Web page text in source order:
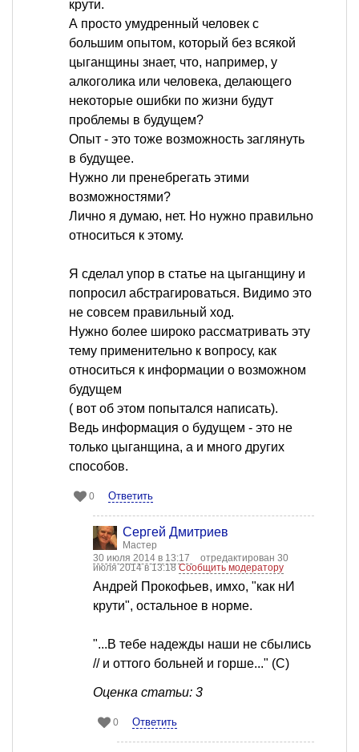
крути.
А просто умудренный человек с
большим опытом, который без всякой
цыганщины знает, что, например, у
алкоголика или человека, делающего
некоторые ошибки по жизни будут
проблемы в будущем?
Опыт - это тоже возможность заглянуть
в будущее.
Нужно ли пренебрегать этими
возможностями?
Лично я думаю, нет. Но нужно правильно
относиться к этому.
Я сделал упор в статье на цыганщину и
попросил абстрагироваться. Видимо это
не совсем правильный ход.
Нужно более широко рассматривать эту
тему применительно к вопросу, как
относиться к информации о возможном
будущем
( вот об этом попытался написать).
Ведь информация о будущем - это не
только цыганщина, а и много других
способов.
0 Ответить
Сергей Дмитриев
Мастер
30 июля 2014 в 13:17
отредактирован 30
июля 2014 в 13:18Сообщить модератору
Андрей Прокофьев, имхо, "как нИ
крути", остальное в норме.
"...В тебе надежды наши не сбылись
// и оттого больней и горше..." (С)
Оценка статьи: 3
0 Ответить